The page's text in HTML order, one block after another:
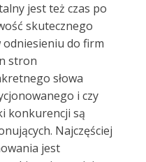
jest też czas po
skutecznego
do firm
stron
słowa
i czy
konkurencji są
Najczęściej
jest